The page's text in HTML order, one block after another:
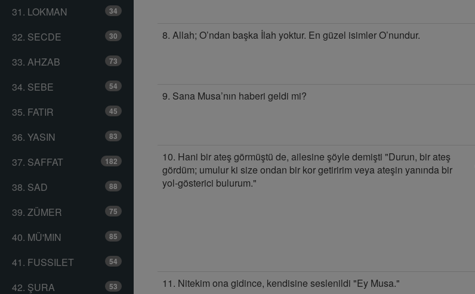
31. LOKMAN 34
32. SECDE 30
33. AHZAB 73
34. SEBE 54
35. FATIR 45
36. YASIN 83
37. SAFFAT 182
38. SAD 88
39. ZÜMER 75
40. MÜ'MIN 85
41. FUSSILET 54
42. ŞURA 53
8. Allah; O’ndan başka İlah yoktur. En güzel isimler O’nundur.
9. Sana Musa’nın haberi geldi mi?
10. Hani bir ateş görmüştü de, ailesine şöyle demişti "Durun, bir ateş
gördüm; umulur ki size ondan bir kor getiririm veya ateşin yanında bir
yol-gösterici bulurum."
11. Nitekim ona gidince, kendisine seslenildi "Ey Musa."